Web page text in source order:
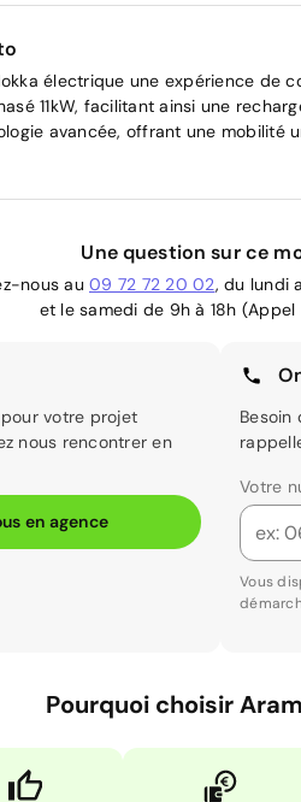
électrique une expérience de
11kW, facilitant ainsi une
avancée, offrant une mobilité
Une question sur ce
nous au 09 72 72 20 02, du lundi
et le samedi de 9h à 18h
votre projet
nous rencontrer en
en agence
Besoin
Votre
Vous
Pourquoi choisir